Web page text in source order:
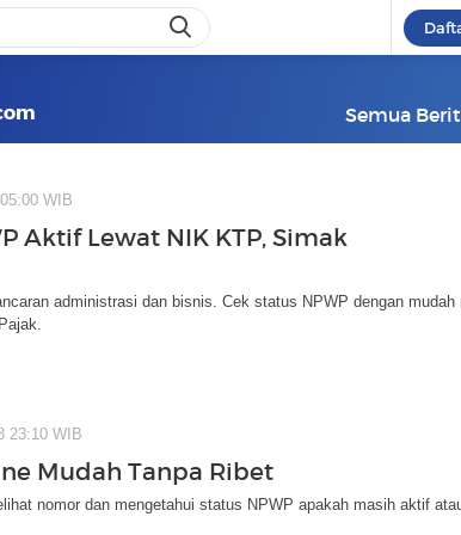
Semua
WIB
Aktif Lewat NIK KTP, Simak
administrasi dan bisnis. Cek status NPWP dengan mudah
23:10 WIB
Mudah Tanpa Ribet
nomor dan mengetahui status NPWP apakah masih aktif